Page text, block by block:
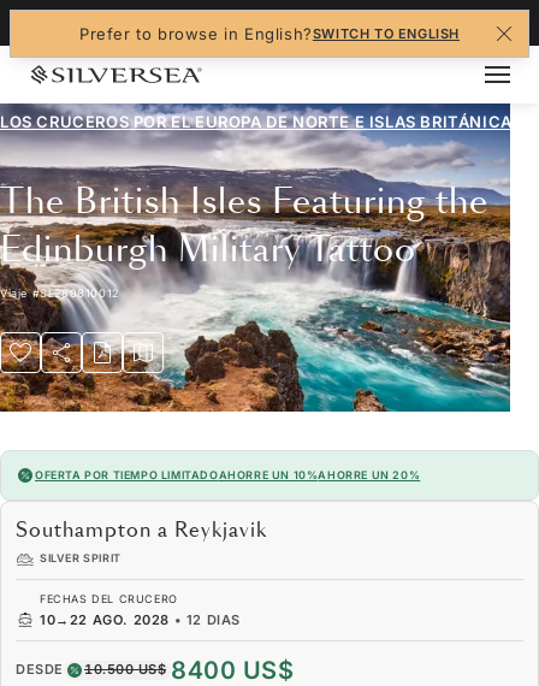
Prefer to browse in English?SWITCH TO ENGLISH
LOS CRUCEROS POR ELEUROPA DE NORTE E ISLAS BRITÁNICAS
The British Isles Featuring the
Edinburgh Military Tattoo
Viaje#SL280810012
OFERTA POR TIEMPO LIMITADOAHORRE UN 10%AHORRE UN 20%
Southampton a Reykjavik
SILVER SPIRIT
FECHAS DEL CRUCERO
10→ 22 AGO. 2028 • 12 DIAS
DESDE 10.500 US$ 8400 US$